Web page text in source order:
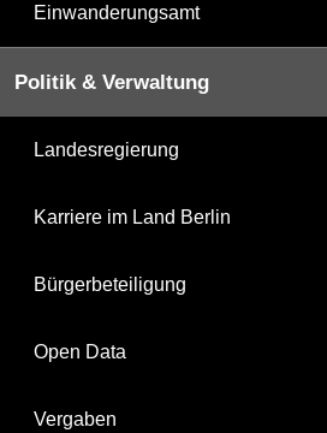
Einwanderungsamt
Politik & Verwaltung
Landesregierung
Karriere im Land Berlin
Bürgerbeteiligung
Open Data
Vergaben